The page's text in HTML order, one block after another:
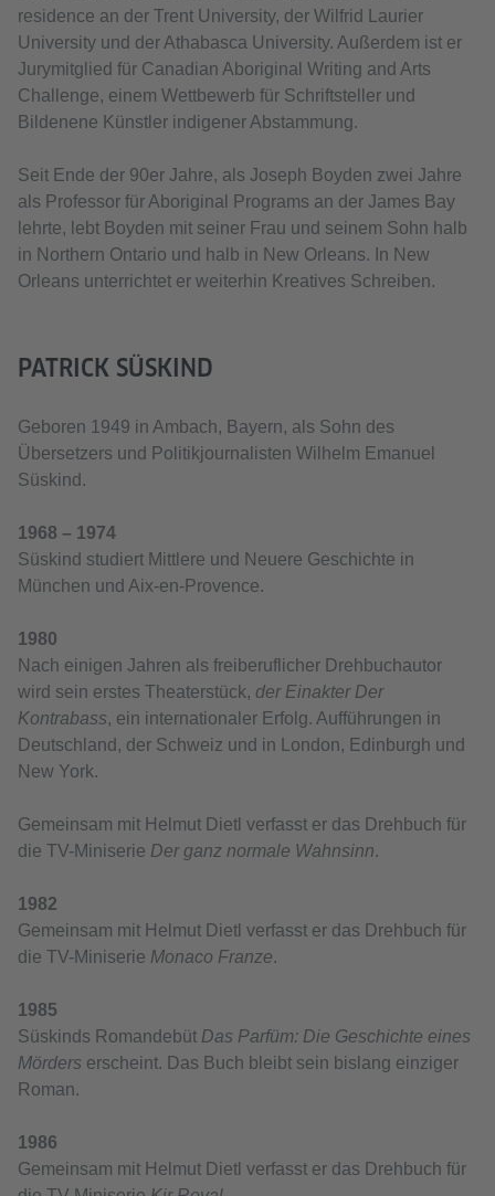
residence an der Trent University, der Wilfrid Laurier
University und der Athabasca University. Außerdem ist er
Jurymitglied für Canadian Aboriginal Writing and Arts
Challenge, einem Wettbewerb für Schriftsteller und
Bildenene Künstler indigener Abstammung.
Seit Ende der 90er Jahre, als Joseph Boyden zwei Jahre
als Professor für Aboriginal Programs an der James Bay
lehrte, lebt Boyden mit seiner Frau und seinem Sohn halb
in Northern Ontario und halb in New Orleans. In New
Orleans unterrichtet er weiterhin Kreatives Schreiben.
PATRICK SÜSKIND
Geboren 1949 in Ambach, Bayern, als Sohn des
Übersetzers und Politikjournalisten Wilhelm Emanuel
Süskind.
1968 – 1974
Süskind studiert Mittlere und Neuere Geschichte in
München und Aix-en-Provence.
1980
Nach einigen Jahren als freiberuflicher Drehbuchautor
wird sein erstes Theaterstück, der Einakter Der
Kontrabass, ein internationaler Erfolg. Aufführungen in
Deutschland, der Schweiz und in London, Edinburgh und
New York.
Gemeinsam mit Helmut Dietl verfasst er das Drehbuch für
die TV-Miniserie Der ganz normale Wahnsinn.
1982
Gemeinsam mit Helmut Dietl verfasst er das Drehbuch für
die TV-Miniserie Monaco Franze.
1985
Süskinds Romandebüt Das Parfüm: Die Geschichte eines
Mörders erscheint. Das Buch bleibt sein bislang einziger
Roman.
1986
Gemeinsam mit Helmut Dietl verfasst er das Drehbuch für